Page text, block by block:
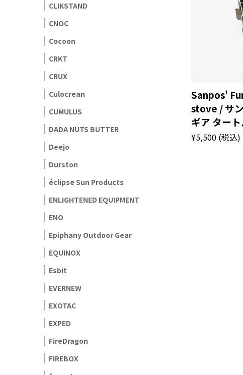
CLIKSTAND
CNOC
Cocoon
CRKT
CRUX
Culocrean
CUMULUS
DADA NUTS BUTTER
Deejo
Durston
éclipse Sun Products
ENLIGHTENED EQUIPMENT
ENO
Epiphany Outdoor Gear
EQUINOX
Esbit
EVERNEW
EXOTAC
EXPED
FireDragon
FIREBOX
Sanpos'
stove / サ
ギア ター
¥5,500 (税込)